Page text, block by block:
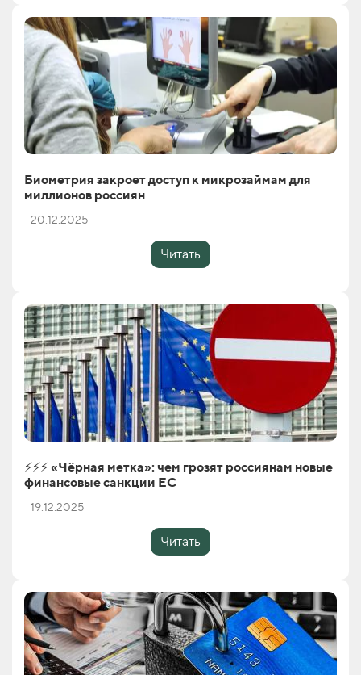
Биометрия закроет доступ к микрозаймам для
миллионов россиян
20.12.2025
Читать
⚡️⚡️⚡️ «Чёрная метка»: чем грозят россиянам новые
финансовые санкции ЕС
19.12.2025
Читать